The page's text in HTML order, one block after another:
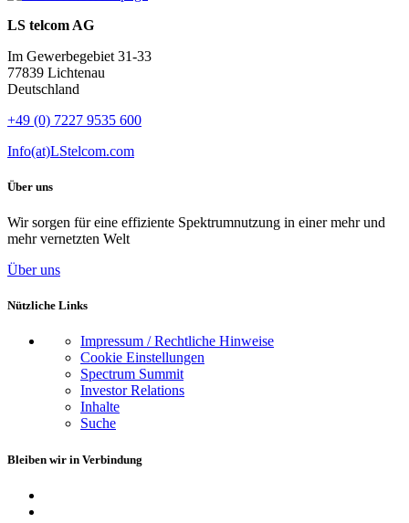
LS telcom AG
Im Gewerbegebiet 31-33
77839 Lichtenau
Deutschland
+49 (0) 7227 9535 600
Info(at)LStelcom.com
Über uns
Wir sorgen für eine effiziente Spektrumnutzung in einer mehr und
mehr vernetzten Welt
Über uns
Nützliche Links
Impressum / Rechtliche Hinweise
Cookie Einstellungen
Spectrum Summit
Investor Relations
Inhalte
Suche
Bleiben wir in Verbindung